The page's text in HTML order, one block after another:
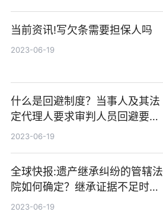
当前资讯!写欠条需要担保人吗
2023-06-19
什么是回避制度？当事人及其法
定代理人要求审判人员回避要提
供哪些材料？|今日关注
2023-06-19
全球快报:遗产继承纠纷的管辖法
院如何确定？继承证据不足时案
件举证期如何规定的？
2023-06-19